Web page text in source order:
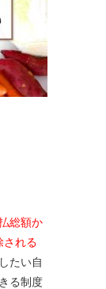
総額か
される
たい自
る制度